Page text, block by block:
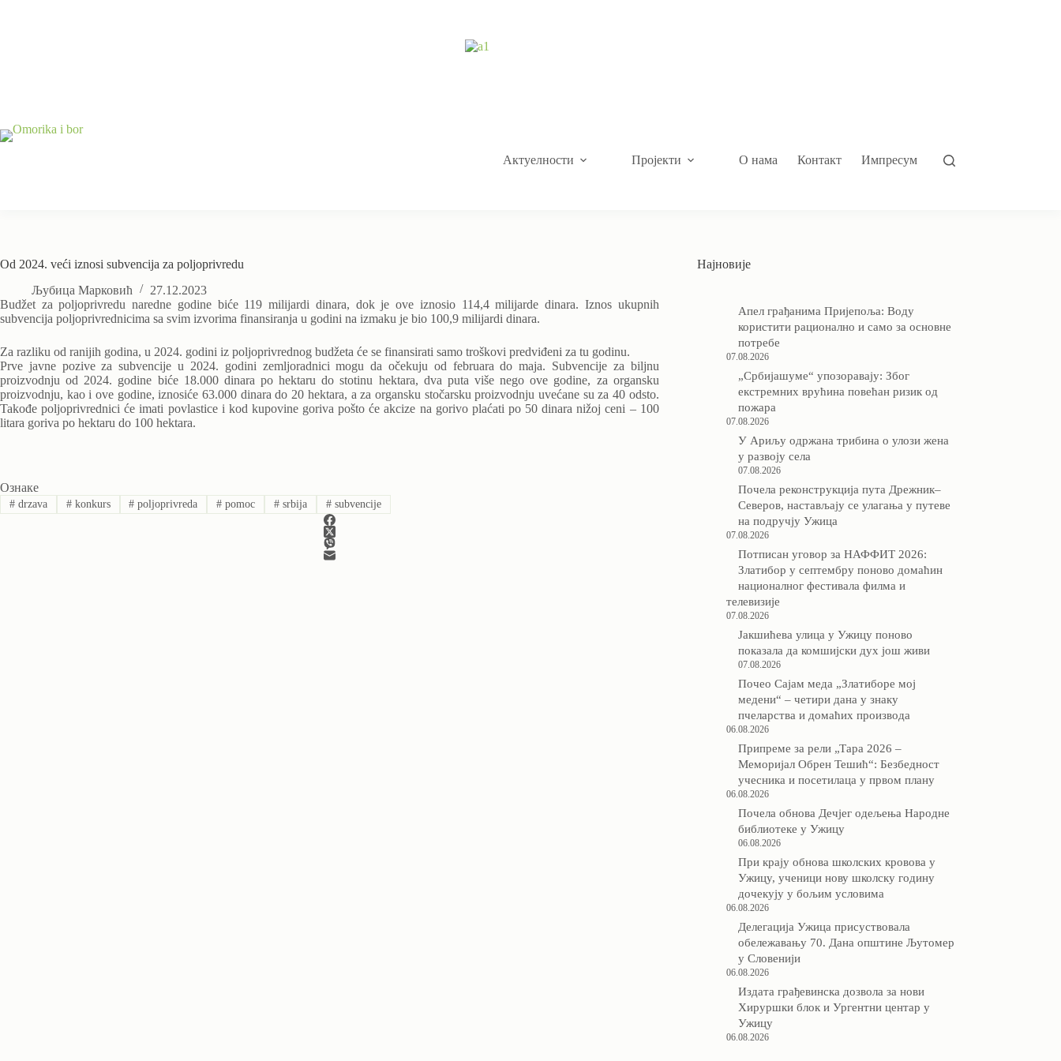
Актуелности Пројекти О нама Контакт Импресум
Od 2024. veći iznosi subvencija za poljoprivredu
Љубица Марковић
27.12.2023
Budžet za poljoprivredu naredne godine biće 119 milijardi dinara, dok je ove iznosio 114,4 milijarde dinara. Iznos ukupnih
subvencija poljoprivrednicima sa svim izvorima finansiranja u godini na izmaku je bio 100,9 milijardi dinara.
Za razliku od ranijih godina, u 2024. godini iz poljoprivrednog budžeta će se finansirati samo troškovi predviđeni za tu godinu.
Prve javne pozive za subvencije u 2024. godini zemljoradnici mogu da očekuju od februara do maja. Subvencije za biljnu
proizvodnju od 2024. godine biće 18.000 dinara po hektaru do stotinu hektara, dva puta više nego ove godine, za organsku
proizvodnju, kao i ove godine, iznosiće 63.000 dinara do 20 hektara, a za organsku stočarsku proizvodnju uvećane su za 40 odsto.
Takođe poljoprivrednici će imati povlastice i kod kupovine goriva pošto će akcize na gorivo plaćati po 50 dinara nižoj ceni – 100
litara goriva po hektaru do 100 hektara.
Ознаке
#drzava #konkurs # poljoprivreda # pomoc # srbija #subvencije
Најновије
Апел грађанима Пријепоља: Воду
користити рационално и само за основне
потребе
07.08.2026
„Србијашуме“ упозоравају: Због
екстремних врућина повећан ризик од
пожара
07.08.2026
У Ариљу одржана трибина о улози жена
у развоју села
07.08.2026
Почела реконструкција пута Дрежник–
Северов, настављају се улагања у путеве
на подручју Ужица
07.08.2026
Потписан уговор за НАФФИТ 2026:
Златибор у септембру поново домаћин
националног фестивала филма и
телевизије
07.08.2026
Јакшићева улица у Ужицу поново
показала да комшијски дух још живи
07.08.2026
Почео Сајам меда „Златиборе мој
медени“ – четири дана у знаку
пчеларства и домаћих производа
06.08.2026
Припреме за рели „Тара 2026 –
Меморијал Обрен Тешић“: Безбедност
учесника и посетилаца у првом плану
06.08.2026
Почела обнова Дечјег одељења Народне
библиотеке у Ужицу
06.08.2026
При крају обнова школских кровова у
Ужицу, ученици нову школску годину
дочекују у бољим условима
06.08.2026
Делегација Ужица присуствовала
обележавању 70. Дана општине Љутомер
у Словенији
06.08.2026
Издата грађевинска дозвола за нови
Хируршки блок и Ургентни центар у
Ужицу
06.08.2026